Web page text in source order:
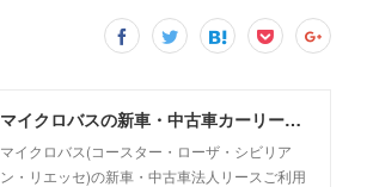
マイクロバスの新車・中古車カーリース事例 - オートガレージ122
マイクロバス(コースター・ローザ・シビリア
ン・リエッセ)の新車・中古車法人リースご利用